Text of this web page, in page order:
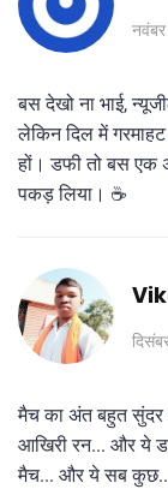
बस देखो ना भाई,
लेकिन दिल में
हों। डफी तो बस एक
पकड़ लिया। ☕
मैच का अंत बहुत सुंदर
आखिरी रन... और ये
मैच... और ये सब